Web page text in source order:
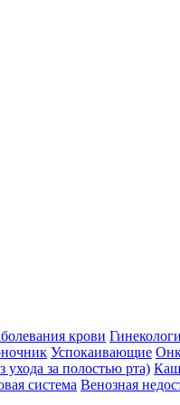
крови
Успокаивающие
ухода за полостью рта)
система Венозная